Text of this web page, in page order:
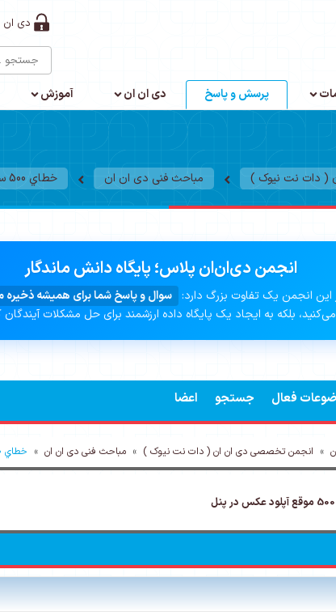
دی ان
پرسش و پاسخ دی ان ان آموزش
دات نت نیوک ) مباحث فنی دی ان ان خطاي 500 سرور موقع آپلود عکس محصول
انجمن دی‌ان‌ان پلاس؛ پایگاه دانش ماندگار
انجمن یک تفاوت بزرگ دارد: سوال و پاسخ شما برای همیشه
بلکه به ایجاد یک پایگاه داده ارزشمند برای حل مشکلات
فعال جستجو اعضا
» انجمن تخصصی دی ان ان ( دات نت نیوک ) » مباحث فنی دی ان ان » خطاي 500 سرور موقع آپلود عکس محصول